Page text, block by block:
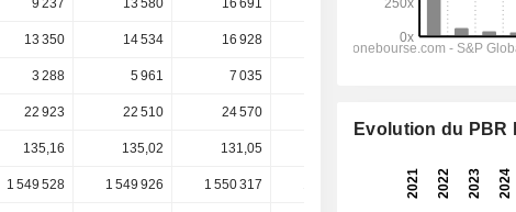
9 237 13 580 16 691 22 269
13 350 14 534 16 928 21 088
3 288 5 961 7 035
22 923 22 510 24 570
135,16 135,02 131,05
1 549 528 1 549 926 1 550 317 1 551 024
Evolution du PBR